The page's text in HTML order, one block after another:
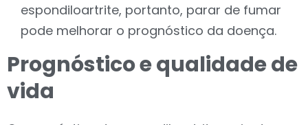
espondiloartrite, portanto, parar de fumar
pode melhorar o prognóstico da doença.
Prognóstico e qualidade de
vida